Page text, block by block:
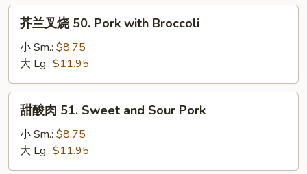
w.
Mixed
Vegetable
50.
Pork
with
Broccoli
芥兰叉烧 50. Pork with Broccoli
小 Sm.: $8.75
大 Lg.: $11.95
51.
Sweet
甜酸肉 51. Sweet and Sour Pork
小 Sm.: $8.75
大 Lg.: $11.95